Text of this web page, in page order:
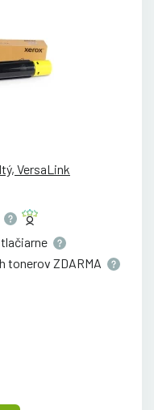
VersaLink
tlačiarne
tonerov ZDARMA